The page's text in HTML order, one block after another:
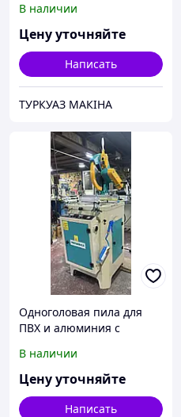
(550 мм) (TURKUAZ)
В наличии
Цену уточняйте
Написать
ТУРКУАЗ МАКIНА
Одноголовая пила для
ПВХ и алюминия с
В наличии
Цену уточняйте
Написать